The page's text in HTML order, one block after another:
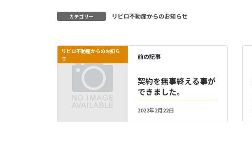
カテゴリー リビロ不動産からのお知らせ
リビロ不動産からのお知ら
せ
前の記事
契約を無事終える事が
できました。
2022年2月22日